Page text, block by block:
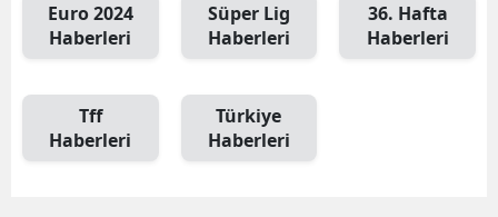
Euro 2024
Haberleri
Süper Lig
Haberleri
36. Hafta
Haberleri
Tff
Haberleri
Türkiye
Haberleri